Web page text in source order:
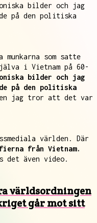
bilder och jag
på den politiska
som satte
i Vietnam på 60-
bilder och jag
på den politiska
jag tror att det var
världen. Där
från Vietnam.
det även video.
världsordningen
går mot sitt